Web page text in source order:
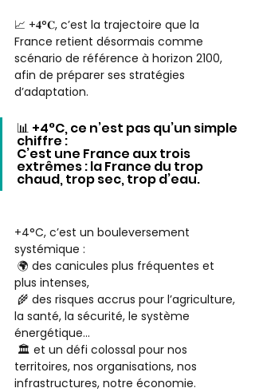
📈 +𝟒°𝐂, c’est la trajectoire que la
France retient désormais comme
scénario de référence à horizon 2100,
afin de préparer ses stratégies
d’adaptation.
📊 +4°C, ce n’est pas qu’un simple
chiffre :
C’est une France aux trois
extrêmes : la France du trop
chaud, trop sec, trop d’eau.
+4°C, c’est un bouleversement
systémique :
🌍 des canicules plus fréquentes et
plus intenses,
🌾 des risques accrus pour l’agriculture,
la santé, la sécurité, le système
énergétique...
🏛️ et un défi colossal pour nos
territoires, nos organisations, nos
infrastructures, notre économie.